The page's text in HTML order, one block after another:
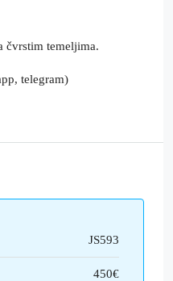
čvrstim temeljima.
telegram)
JS593
450€